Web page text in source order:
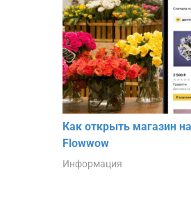
Как открыть магазин
Flowwow
Информация